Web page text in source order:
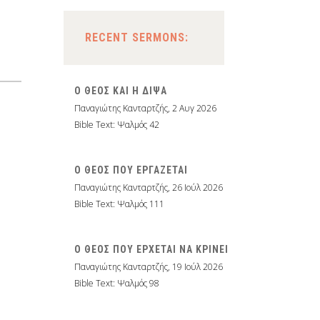
RECENT SERMONS:
Ο ΘΕΟΣ ΚΑΙ Η ΔΙΨΑ
Παναγιώτης Κανταρτζής,2 Αυγ 2026
Bible Text: Ψαλμός 42
Ο ΘΕΟΣ ΠΟΥ ΕΡΓΑΖΕΤΑΙ
Παναγιώτης Κανταρτζής,26 Ιούλ 2026
Bible Text: Ψαλμός 111
Ο ΘΕΟΣ ΠΟΥ ΕΡΧΕΤΑΙ ΝΑ ΚΡΙΝΕΙ
Παναγιώτης Κανταρτζής, 19 Ιούλ 2026
Bible Text: Ψαλμός 98